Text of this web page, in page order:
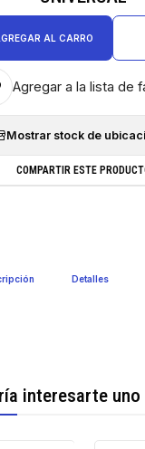
AL CARRO
Agregar a la lista de
Mostrar stock de
COMPARTIR ESTE
Detalles
interesarte